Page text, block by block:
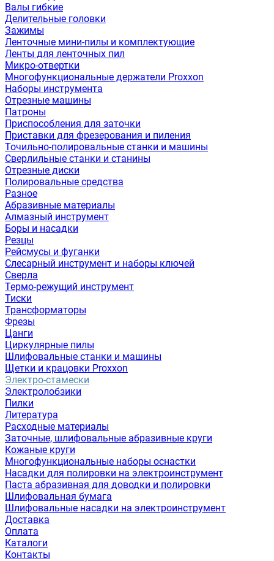
Валы гибкие
Делительные головки
Зажимы
Ленточные мини-пилы и комплектующие
Ленты для ленточных пил
Микро-отвертки
Многофункциональные держатели Proxxon
Наборы инструмента
Отрезные машины
Патроны
Приспособления для заточки
Приставки для фрезерования и пиления
Точильно-полировальные станки и машины
Сверлильные станки и станины
Отрезные диски
Полировальные средства
Разное
Абразивные материалы
Алмазный инструмент
Боры и насадки
Резцы
Рейсмусы и фуганки
Слесарный инструмент и наборы ключей
Сверла
Термо-режущий инструмент
Тиски
Трансформаторы
Фрезы
Цанги
Циркулярные пилы
Шлифовальные станки и машины
Щетки и крацовки Proxxon
Электро-стамески
Электролобзики
Пилки
Литература
Расходные материалы
Заточные, шлифовальные абразивные круги
Кожаные круги
Многофункциональные наборы оснастки
Насадки для полировки на электроинструмент
Паста абразивная для доводки и полировки
Шлифовальная бумага
Шлифовальные насадки на электроинструмент
Доставка
Оплата
Каталоги
Контакты